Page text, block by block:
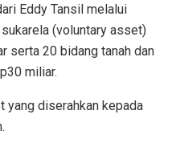
Eddy Tansil melalui
(voluntary asset)
serta 20 bidang tanah dan
miliar.
yang diserahkan kepada